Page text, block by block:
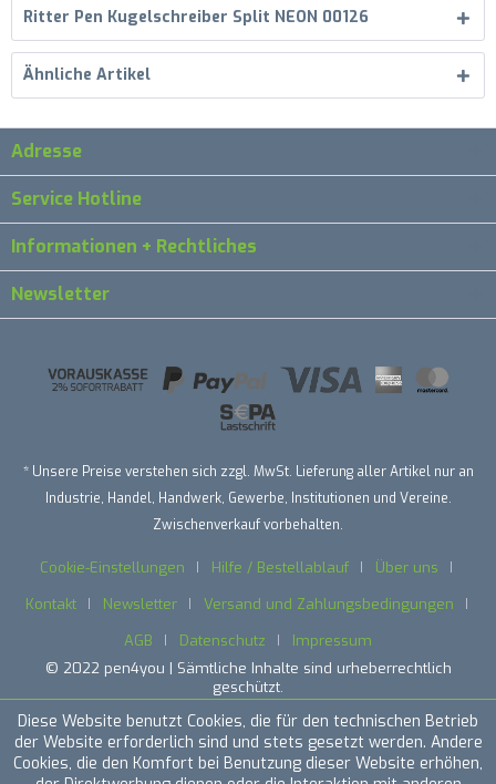
Ritter Pen Kugelschreiber Split NEON 00126
Ähnliche Artikel
Adresse
Service Hotline
Informationen + Rechtliches
Newsletter
* Unsere Preise verstehen sich zzgl. MwSt. Lieferung aller Artikel nur an
Industrie, Handel, Handwerk, Gewerbe, Institutionen und Vereine.
Zwischenverkauf vorbehalten.
Cookie-Einstellungen Hilfe / Bestellablauf
Über uns
Kontakt
Newsletter
Versand und Zahlungsbedingungen
AGB
Datenschutz
Impressum
© 2022 pen4you | Sämtliche Inhalte sind urheberrechtlich
geschützt.
Diese Website benutzt Cookies, die für den technischen Betrieb
der Website erforderlich sind und stets gesetzt werden. Andere
Cookies, die den Komfort bei Benutzung dieser Website erhöhen,